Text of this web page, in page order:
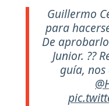
Guillermo
para
De
Junior. ??
guía, nos